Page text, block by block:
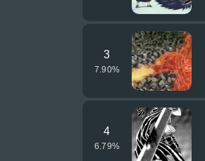
3
7.90%
4
6.79%